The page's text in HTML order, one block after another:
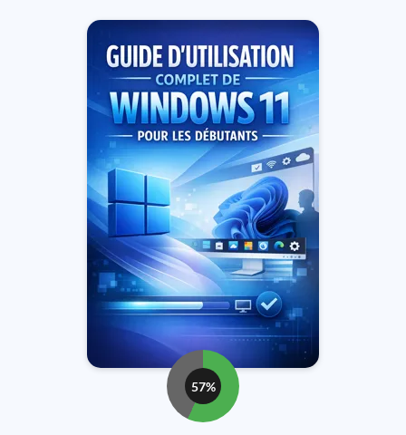
57%